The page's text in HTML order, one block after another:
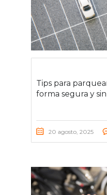
Tips para
forma segura y
20 agosto, 2025